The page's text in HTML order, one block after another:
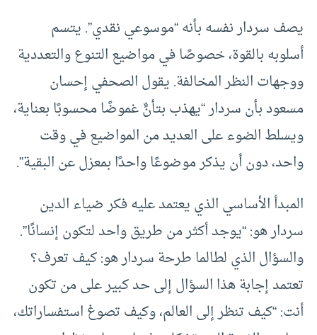
يصف سردار نفسه بأنه “موسوعي نقدي”. يتسم
أسلوبه بالقوة، خصوصًا في مواضيع التنوع والتعددية
ووجهات النظر المخالفة. يقول الصحفي إحسان
مسعود بأن سردار “يهذب بتأنٍّ غموضًا محسوبًا بعناية،
ويسلط الضوء على العديد من المواضيع في وقت
واحد، دون أن يذكر موضوعًا واحدًا بمعزل عن البقية”.
المبدأ الأساسي الذي يعتمد عليه فكر ضياء الدين
سردار هو: “يوجد أكثر من طريق واحد لتكون إنسانًا”.
والسؤال الذي لطالما طرحة سردار هو: كيف تعرف؟
تعتمد إجابة هذا السؤال إلى حد كبير على من تكون
أنت: “كيف تنظر إلى العالم، وكيف تصوغ استفساراتك،